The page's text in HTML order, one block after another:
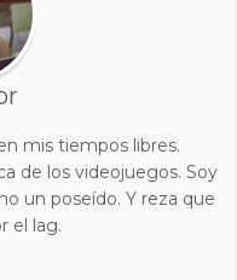
mis tiempos libres.
de los videojuegos. Soy
un poseído. Y reza que
el lag.